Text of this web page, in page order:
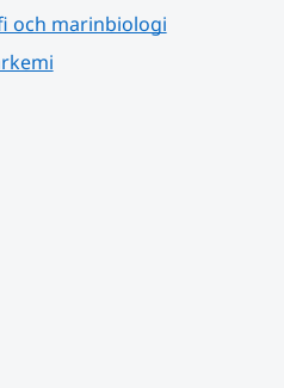
och marinbiologi